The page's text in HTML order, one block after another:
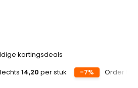
kortingsdeals
14,20 per stuk -7% Order